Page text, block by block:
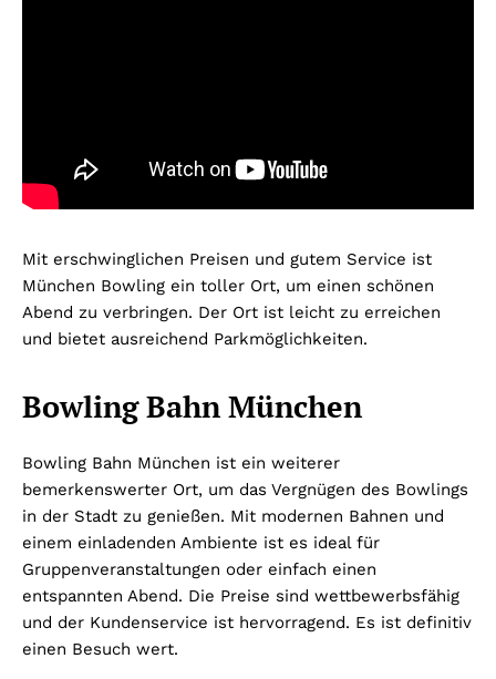
Mit erschwinglichen Preisen und gutem Service ist
München Bowling ein toller Ort, um einen schönen
Abend zu verbringen. Der Ort ist leicht zu erreichen
und bietet ausreichend Parkmöglichkeiten.
Bowling Bahn München
Bowling Bahn München ist ein weiterer
bemerkenswerter Ort, um das Vergnügen des Bowlings
in der Stadt zu genießen. Mit modernen Bahnen und
einem einladenden Ambiente ist es ideal für
Gruppenveranstaltungen oder einfach einen
entspannten Abend. Die Preise sind wettbewerbsfähig
und der Kundenservice ist hervorragend. Es ist definitiv
einen Besuch wert.